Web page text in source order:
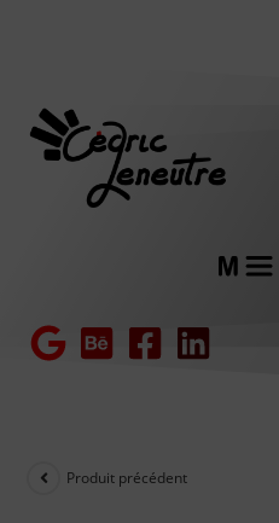
Produit précédent